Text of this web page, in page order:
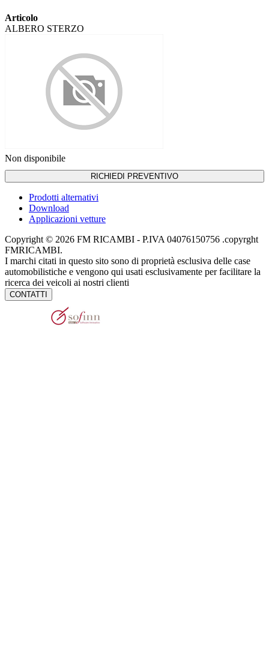
Articolo
ALBERO STERZO
Non disponibile
RICHIEDI PREVENTIVO
Prodotti alternativi
Download
Applicazioni vetture
Copyright © 2026 FM RICAMBI - P.IVA 04076150756 .copyrght
FMRICAMBI.
I marchi citati in questo sito sono di proprietà esclusiva delle case
automobilistiche e vengono qui usati esclusivamente per facilitare la
ricerca dei veicoli ai nostri clienti
CONTATTI